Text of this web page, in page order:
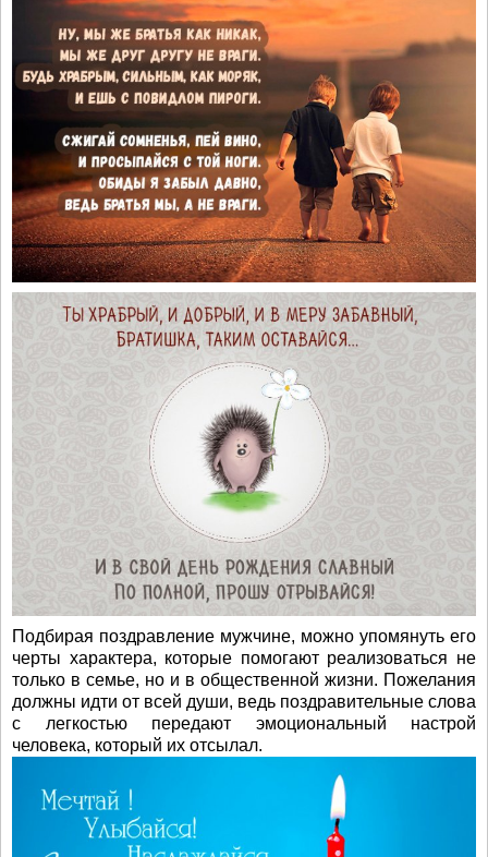
Подбирая поздравление мужчине, можно упомянуть его
черты характера, которые помогают реализоваться не
только в семье, но и в общественной жизни. Пожелания
должны идти от всей души, ведь поздравительные слова
с легкостью передают эмоциональный настрой
человека, который их отсылал.